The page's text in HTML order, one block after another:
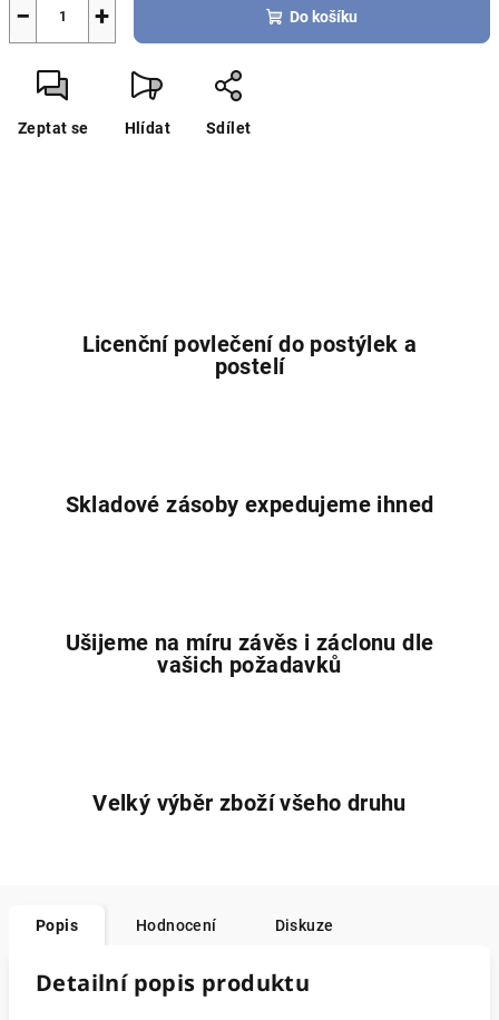
+
− Do košíku
Zeptat se Hlídat Sdílet
Licenční povlečení do postýlek a
postelí
Skladové zásoby expedujeme ihned
Ušijeme na míru závěs i záclonu dle
vašich požadavků
Velký výběr zboží všeho druhu
Popis Hodnocení Diskuze
Detailní popis produktu